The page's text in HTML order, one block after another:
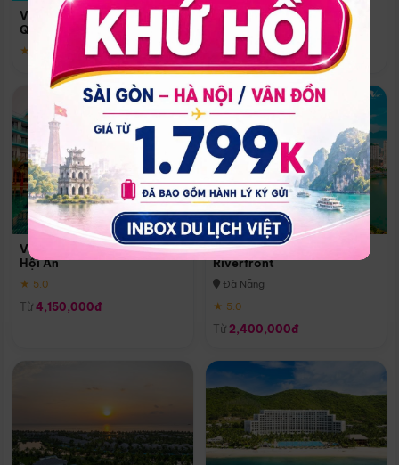
Vinpearl Resort & Spa Phu
Quoc
★ 5.0
Quoc
Phú Quốc
★ 5.0
Vinpearl Resort & Golf Nam
Hội An
★ 5.0
Từ 4,150,000đ
Melia Vinpearl Danang
Riverfront
Đà Nẵng
★ 5.0
Từ 2,400,000đ